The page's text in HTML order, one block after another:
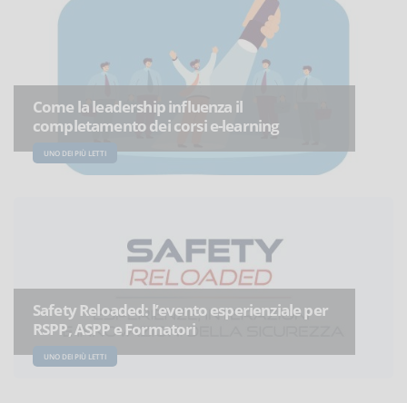
Come la leadership influenza il
completamento dei corsi e-learning
UNO DEI PIÙ LETTI
Safety Reloaded: l’evento esperienziale per
RSPP, ASPP e Formatori
UNO DEI PIÙ LETTI